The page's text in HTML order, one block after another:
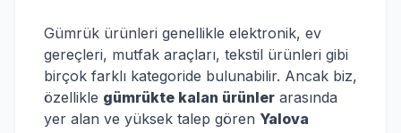
Gümrük ürünleri genellikle elektronik, ev
gereçleri, mutfak araçları, tekstil ürünleri gibi
birçok farklı kategoride bulunabilir. Ancak biz,
özellikle gümrükte kalan ürünler arasında
yer alan ve yüksek talep gören Yalova